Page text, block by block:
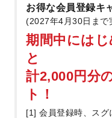
お得な会員登録キ
(2027年4月30日まで
期間中には
と
計2,000円分
ト！
[1] 会員登録時、スグ